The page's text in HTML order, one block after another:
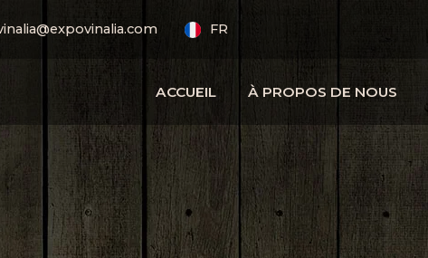
FR
ACCUEIL À PROPOS DE NOUS